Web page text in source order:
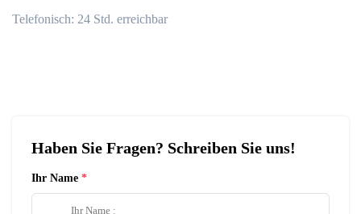
Telefonisch: 24 Std. erreichbar
Haben Sie Fragen? Schreiben Sie uns!
Ihr Name